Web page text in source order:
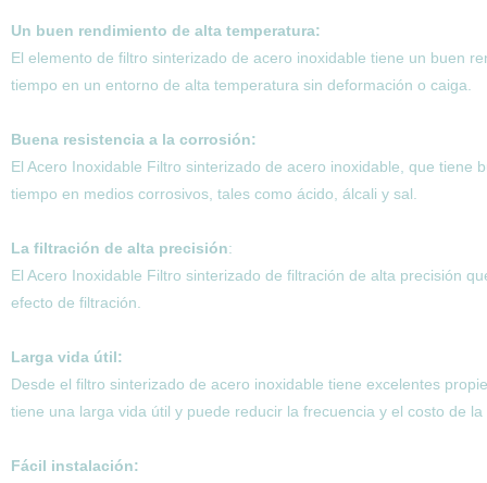
Un buen rendimiento de alta temperatura:
El elemento de filtro sinterizado de acero inoxidable tiene un buen
tiempo en un entorno de alta temperatura sin deformación o caiga.
Buena resistencia a la corrosión:
El Acero Inoxidable Filtro sinterizado de acero inoxidable, que
tiempo en medios corrosivos, tales como ácido, álcali y sal.
La filtración de alta precisión:
El Acero Inoxidable Filtro sinterizado de filtración de alta precisión
efecto de filtración.
Larga vida útil:
Desde el filtro sinterizado de acero inoxidable tiene excelentes
tiene una larga vida útil y puede reducir la frecuencia y el costo de
Fácil instalación: